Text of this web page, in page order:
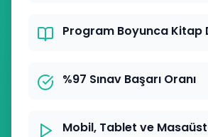
Program Boyunca Kitap
%97 Sınav Başarı Oranı
Mobil, Tablet ve